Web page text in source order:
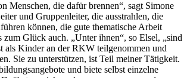
Menschen, die dafür brennen“, sagt Simone
und Gruppenleiter, die ausstrahlen, die
können, die gute thematische Arbeit
zum Glück auch. „Unter ihnen“, so Elsel, „sind
als Kinder an der RKW teilgenommen und
Sie zu unterstützen, ist Teil meiner Tätigkeit.
und biete selbst einzelne